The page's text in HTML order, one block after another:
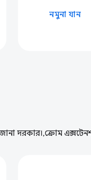
নমুনা যান
দরকার।,ক্রোম